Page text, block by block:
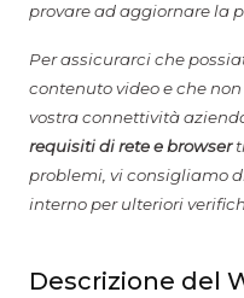
provare ad aggiornare la
Per assicurarci che
contenuto video e che
vostra connettività
requisiti di rete e browser
problemi, vi consigliamo
interno per ulteriori
Descrizione del